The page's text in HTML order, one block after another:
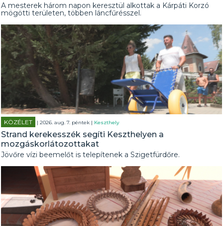
A mesterek három napon keresztül alkottak a Kárpáti Korzó
mögötti területen, többen láncfűrésszel.
KÖZÉLET | 2026. aug. 7. péntek | Keszthely
Strand kerekesszék segíti Keszthelyen a
mozgáskorlátozottakat
Jövőre vízi beemelőt is telepítenek a Szigetfürdőre.